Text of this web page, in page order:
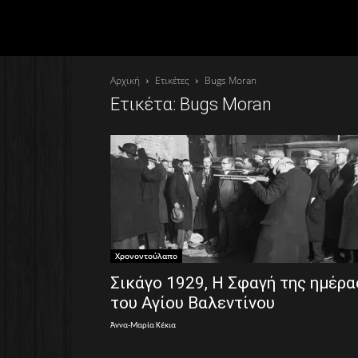
Αρχική Ετικέτες Bugs Moran
Ετικέτα: Bugs Moran
Χρονοντούλαπο
Σικάγο 1929, Η Σφαγή της
του Αγίου Βαλεντίνου
Άννα-Μαρία Κέκια